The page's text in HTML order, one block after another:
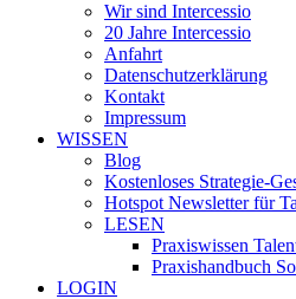
Wir sind Intercessio
20 Jahre Intercessio
Anfahrt
Datenschutzerklärung
Kontakt
Impressum
WISSEN
Blog
Kostenloses Strategie-
Hotspot Newsletter für
LESEN
Praxiswissen
Praxishandbuch
LOGIN